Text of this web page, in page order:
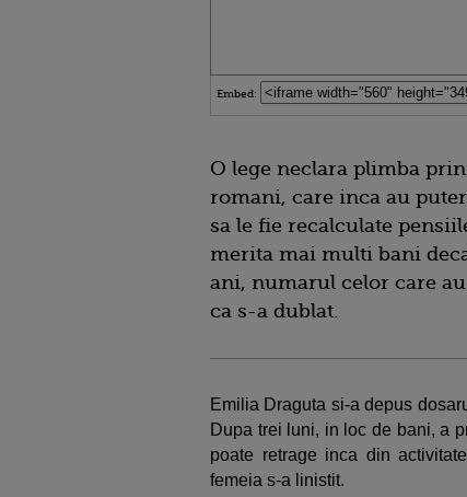
Embed:
O lege neclara plimba
romani, care inca au
sa le fie recalculate
merita mai multi bani
ani, numarul celor care
ca s-a dublat.
Emilia Draguta si-a depus
Dupa trei luni, in loc de bani, a
poate retrage inca din
femeia s-a linistit.